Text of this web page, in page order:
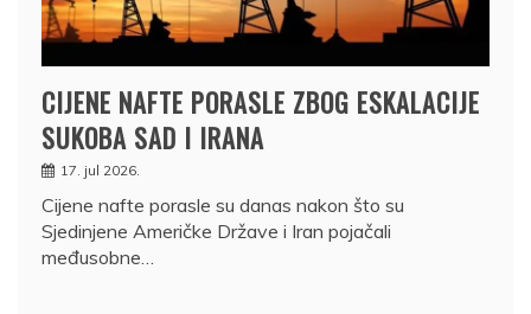
CIJENE NAFTE PORASLE ZBOG ESKALACIJE
SUKOBA SAD I IRANA
17. jul 2026.
Cijene nafte porasle su danas nakon što su
Sjedinjene Američke Države i Iran pojačali
međusobne…